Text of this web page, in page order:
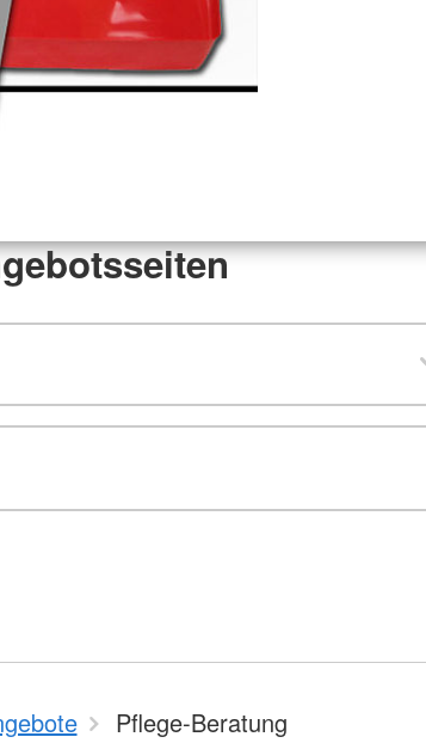
Pflege-Beratung